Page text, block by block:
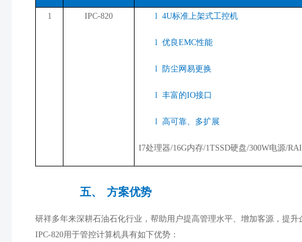
1 IPC-820 l 4U标准上架式工控机
l 优良EMC性能
l 防尘网易更换
l 丰富的IO接口
l 高可靠、多扩展
I7处理器/16G内存/1TSSD硬盘/300W电源/
五、 方案优势
研祥多年来深耕石油石化行业，帮助用户提高管理水平、增加客源，提
IPC-820用于管控计算机具有如下优势：